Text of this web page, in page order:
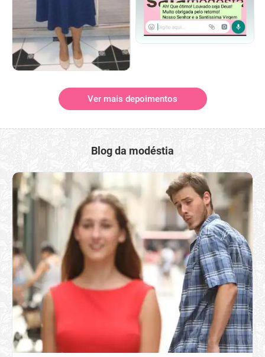
Ver mais depoimentos
Blog da modéstia